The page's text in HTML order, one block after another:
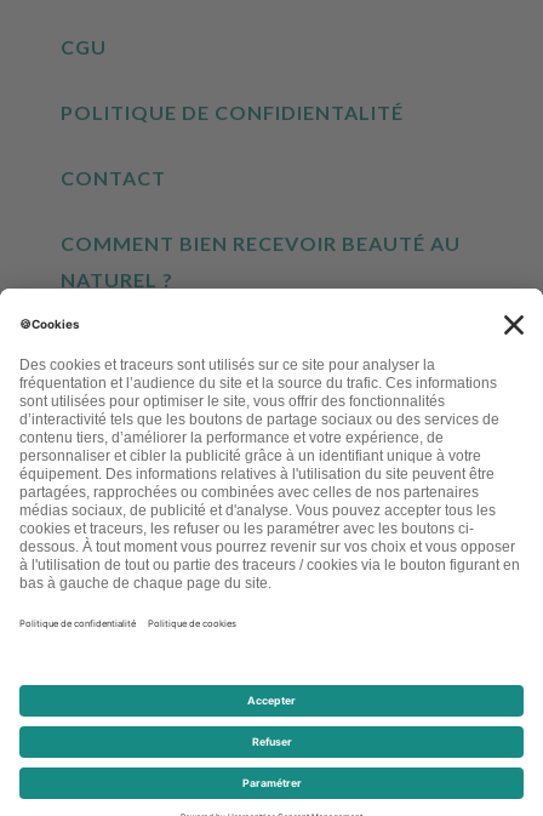
CGU
POLITIQUE DE CONFIDIENTALITÉ
CONTACT
COMMENT BIEN RECEVOIR BEAUTÉ AU
NATUREL ?
INSCRIVEZ-VOUS À NOTRE NEWSLETTER
EN CLIQUANT CI-DESSUS, JE M'INSCRIS À LA LETTRE D'INFORMATIONS LETTRE
BEAUTÉ AU NATUREL
2026 - LA LETTRE BEAUT� AU NATUREL